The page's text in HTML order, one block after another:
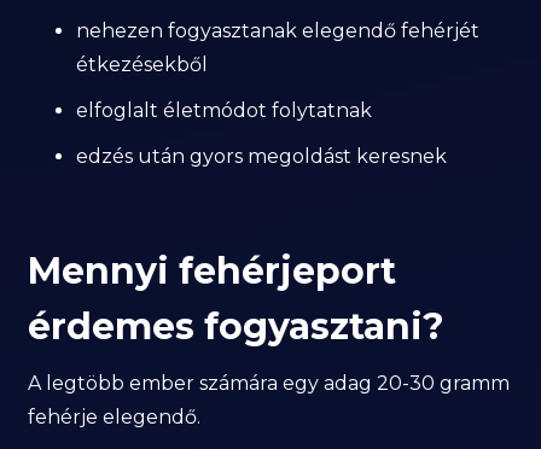
nehezen fogyasztanak elegendő fehérjét
étkezésekből
elfoglalt életmódot folytatnak
edzés után gyors megoldást keresnek
Mennyi fehérjeport
érdemes fogyasztani?
A legtöbb ember számára egy adag 20-30 gramm
fehérje elegendő.